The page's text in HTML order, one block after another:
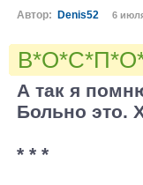
Автор:
Denis52 6
А так я
Больно это.
* * *